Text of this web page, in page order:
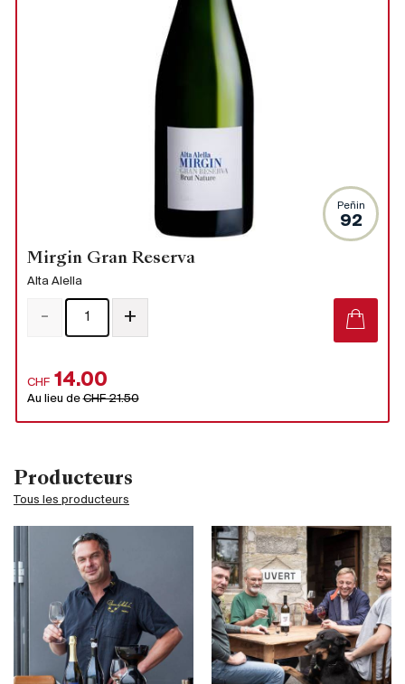
Producteurs
Tous les producteurs
Peñin
92
Mirgin Gran Reserva
Alta Alella
CHF 14.00
Au lieu deCHF 21.50
- +